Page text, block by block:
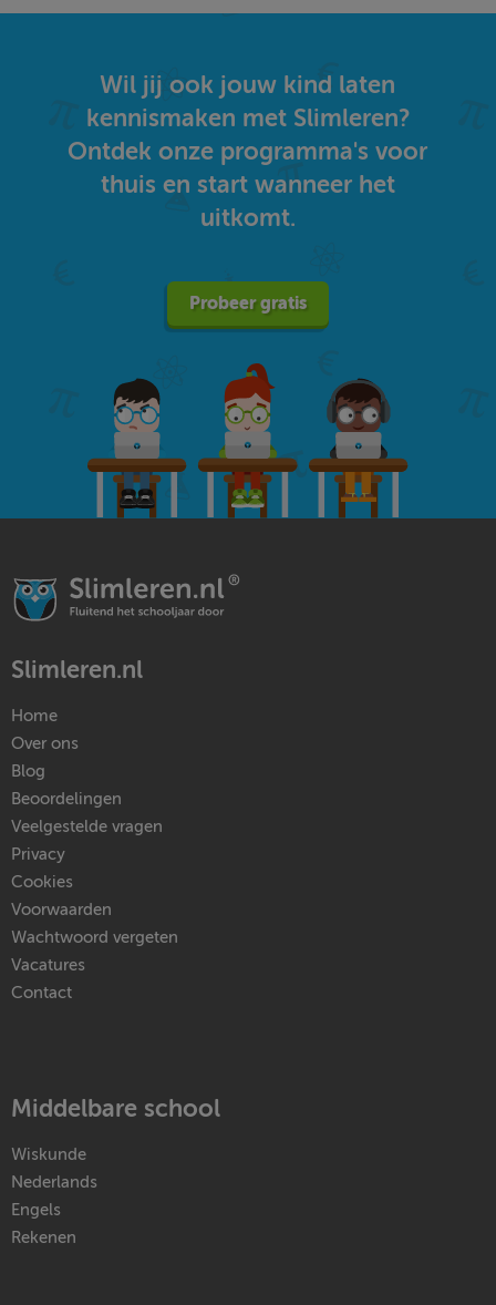
Wil jij ook jouw kind laten
kennismaken met Slimleren?
Ontdek onze programma's voor
thuis en start wanneer het
uitkomt.
Probeer gratis
Slimleren.nl
Home
Over ons
Blog
Beoordelingen
Veelgestelde vragen
Privacy
Cookies
Voorwaarden
Wachtwoord vergeten
Vacatures
Contact
Middelbare school
Wiskunde
Nederlands
Engels
Rekenen